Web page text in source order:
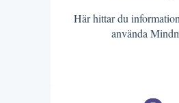
Här hittar du
använda